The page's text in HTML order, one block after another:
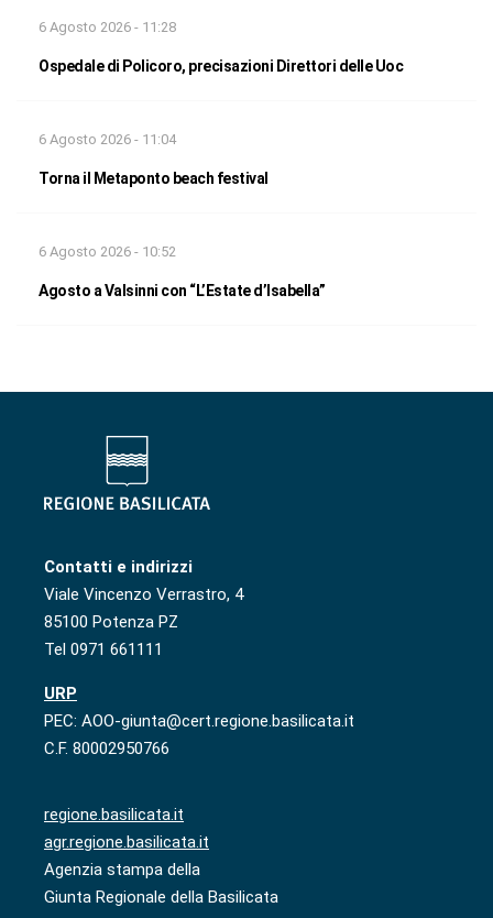
6 Agosto 2026 - 11:28
Ospedale di Policoro, precisazioni Direttori delle Uoc
6 Agosto 2026 - 11:04
Torna il Metaponto beach festival
6 Agosto 2026 - 10:52
Agosto a Valsinni con “L’Estate d’Isabella”
Contatti e indirizzi
Viale Vincenzo Verrastro, 4
85100 Potenza PZ
Tel 0971 661111
URP
PEC: AOO-giunta@cert.regione.basilicata.it
C.F. 80002950766
regione.basilicata.it
agr.regione.basilicata.it
Agenzia stampa della
Giunta Regionale della Basilicata